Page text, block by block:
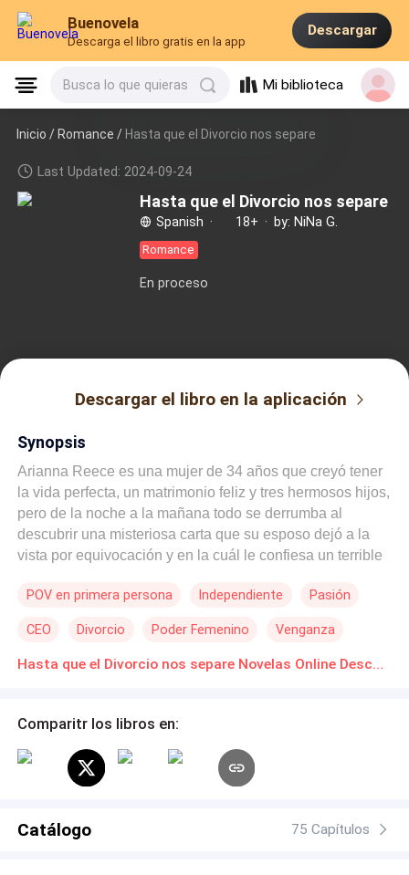
Buenovela
Descarga el libro gratis en la app
Descargar
Busca lo que quieras Mi biblioteca
Inicio /Romance / Hasta que el Divorcio nos separe
Last Updated: 2024-09-24
Hasta que el Divorcio nos separe
Spanish · 18+ · by: NiNa G.
Romance
En proceso
Descargar el libro en la aplicación
Synopsis
Arianna Reece es una mujer de 34 años que creyó tener
la vida perfecta, un matrimonio feliz y tres hermosos hijos,
pero de la noche a la mañana todo se derrumba al
descubrir una misteriosa carta que su esposo dejó a la
vista por equivocación y en la cuál le confiesa un terrible
amenazando la paz en la que ha vivido durante trece
ubica frente a una encrucijada en dónde debe elegir entre
recoger las piezas de su roto corazón y dejar al mentiroso
tú? ¿Qué piensas que hará Arianna?
POV en primera persona Independiente Pasión
CEO Divorcio Poder Femenino Venganza
Hasta que el Divorcio nos separe Novelas Online Descarga gratuita de PDF
Comparitr los libros en:
Catálogo 75 Capítulos